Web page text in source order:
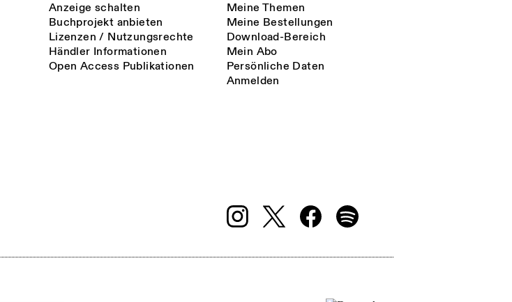
Anzeige schalten
Buchprojekt anbieten
Lizenzen / Nutzungsrechte
Händler Informationen
Open Access Publikationen
Meine Themen
Meine Bestellungen
Download-Bereich
Mein Abo
Persönliche Daten
Anmelden